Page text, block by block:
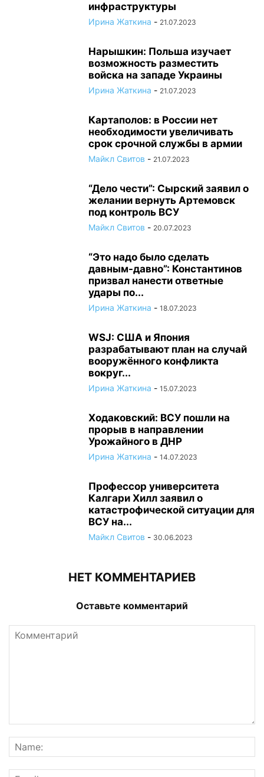
инфраструктуры
Ирина Жаткина - 21.07.2023
Нарышкин: Польша изучает
возможность разместить
войска на западе Украины
Ирина Жаткина - 21.07.2023
Картаполов: в России нет
необходимости увеличивать
срок срочной службы в армии
Майкл Свитов - 21.07.2023
“Дело чести”: Сырский заявил о
желании вернуть Артемовск
под контроль ВСУ
Майкл Свитов - 20.07.2023
“Это надо было сделать
давным-давно”: Константинов
призвал нанести ответные
удары по...
Ирина Жаткина - 18.07.2023
WSJ: США и Япония
разрабатывают план на случай
вооружённого конфликта
вокруг...
Ирина Жаткина - 15.07.2023
Ходаковский: ВСУ пошли на
прорыв в направлении
Урожайного в ДНР
Ирина Жаткина - 14.07.2023
Профессор университета
Калгари Хилл заявил о
катастрофической ситуации для
ВСУ на...
Майкл Свитов - 30.06.2023
НЕТ КОММЕНТАРИЕВ
Оставьте комментарий